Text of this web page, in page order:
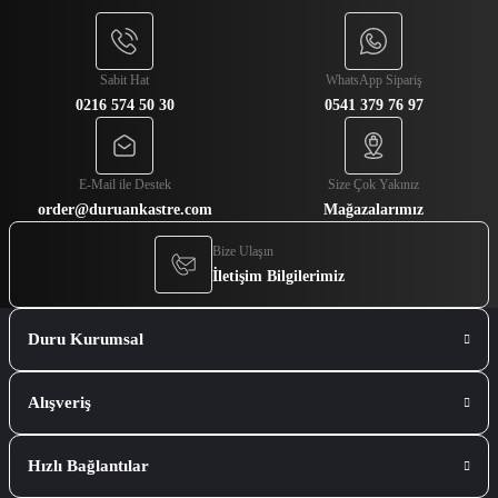
Sabit Hat
0216 574 50 30
WhatsApp Sipariş
0541 379 76 97
E-Mail ile Destek
order@duruankastre.com
Size Çok Yakınız
Mağazalarımız
Bize Ulaşın
İletişim Bilgilerimiz
Duru Kurumsal
Alışveriş
Hızlı Bağlantılar